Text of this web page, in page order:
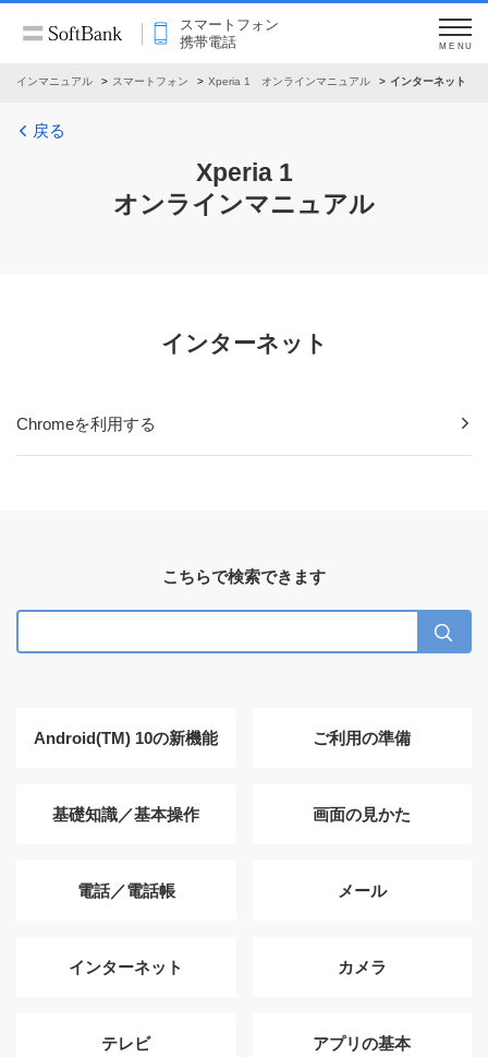
スマートフォン
携帯電話
MENU
ラインマニュアル スマートフォン Xperia 1 オンラインマニュアル インターネット
戻る
Xperia 1
オンラインマニュアル
インターネット
Chromeを利用する
こちらで検索できます
Android(TM) 10の新機能 ご利用の準備
基礎知識／基本操作 画面の見かた
電話／電話帳 メール
インターネット カメラ
テレビ アプリの基本